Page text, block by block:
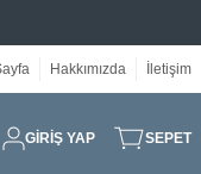
Hakkımızda İletişim
GİRİŞ YAP SEPET